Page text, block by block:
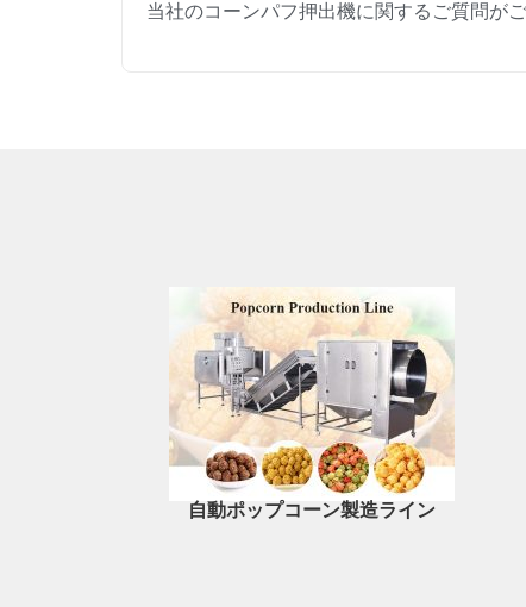
当社のコーンパフ押出機に関するご質問が
自動ポップコーン製造ライン